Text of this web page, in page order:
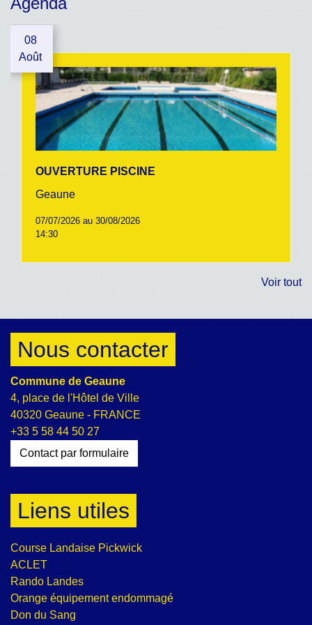
08
Août
OUVERTURE PISCINE
Geaune
07/07/2026 au 30/08/2026
14:30
Voir tout
Nous contacter
Commune de Geaune
4, place de l'Hôtel de Ville
40320 Geaune - FRANCE
+33 5 58 44 50 27
Contact par formulaire
Liens utiles
Course Landaise Pickwick
ACLET
Rando Landes
Orange équipement endommagé
Don du Sang